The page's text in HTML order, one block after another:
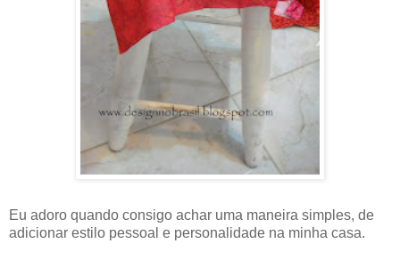
Eu adoro quando consigo achar uma maneira simples, de
adicionar estilo pessoal e personalidade na minha casa.